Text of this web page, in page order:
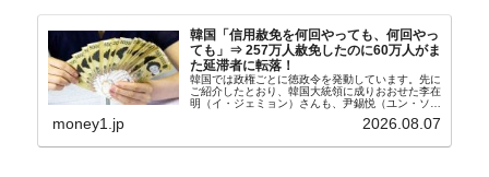
韓国「信用赦免を何回やっても、何回やっ
ても」⇒ 257万人赦免したのに60万人がま
た延滞者に転落！
韓国では政権ごとに徳政令を発動しています。先に
ご紹介したとおり、韓国大統領に成りおおせた李在
明（イ・ジェミョン）さんも、尹錫悦（ユン・ソギ
ョル）前政権が行った――「新出発基金」をバッド
バンクにして不良債権の買い取りを行い、分割償還
money1.jp 2026.08.07